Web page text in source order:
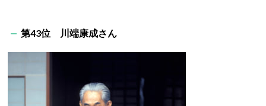
第43位 川端康成さん